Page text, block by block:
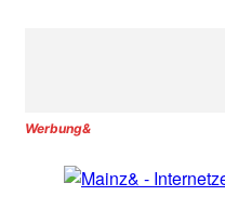
Werbung&